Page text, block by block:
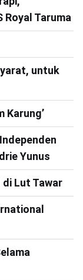
Royal Taruma
untuk
Karung’
Yunus
di Lut Tawar